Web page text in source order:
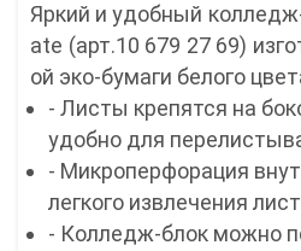
Яркий и удобный
ate (арт.10 679 27 69)
ой эко-бумаги белого
- Листы крепятся на
удобно для
- Микроперфорация
легкого извлечения
- Колледж-блок можно